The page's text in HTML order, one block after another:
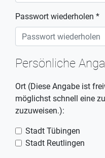
Passwort wiederholen *
Persönliche
Ort (Diese Angabe ist
möglichst schnell eine
zuzuweisen.):
Stadt Tübingen
Stadt Reutlingen